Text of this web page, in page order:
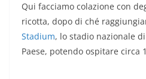
Qui facciamo colazione con
ricotta, dopo di ché
Stadium, lo stadio nazionale
Paese, potendo ospitare circa